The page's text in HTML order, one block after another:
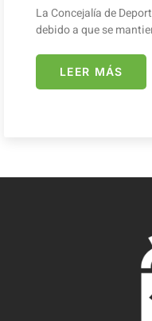
La Concejalía de
debido a que se
LEER MÁS